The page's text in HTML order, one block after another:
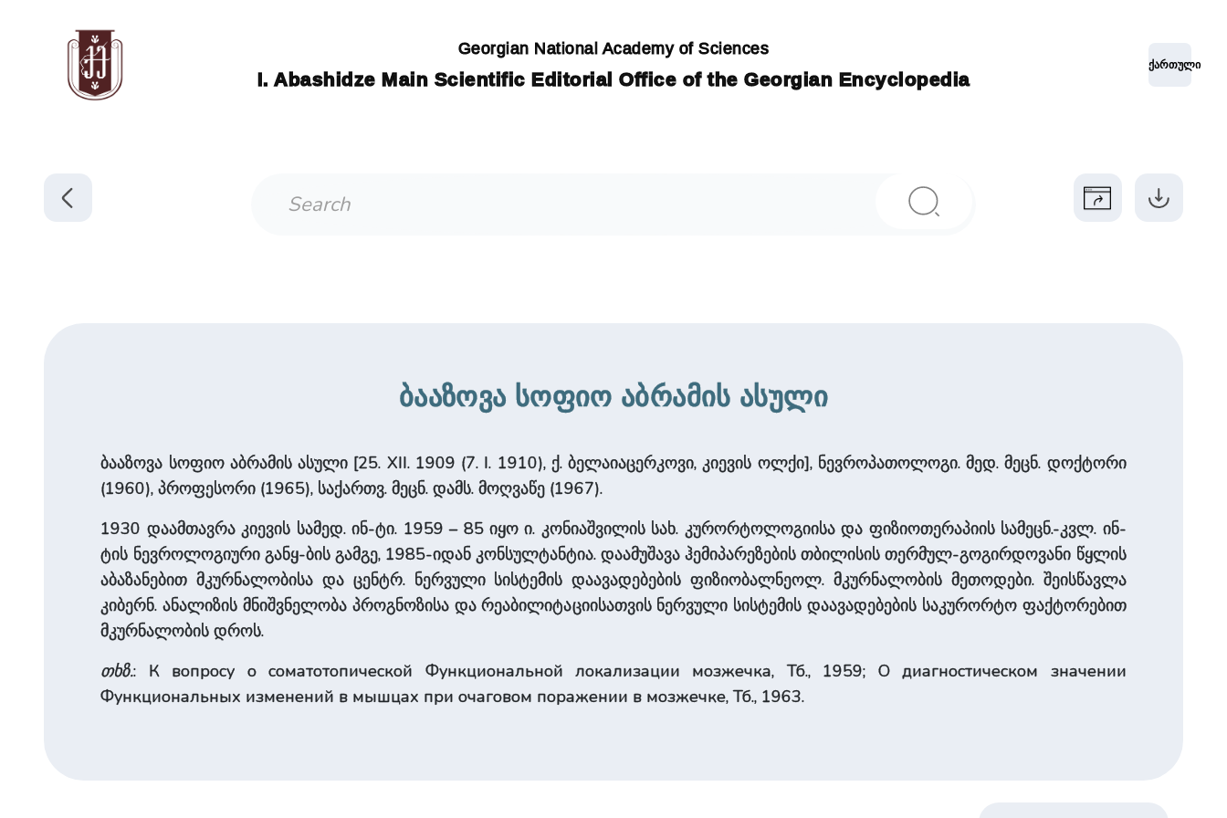
Georgian National Academy of Sciences
I. Abashidze Main Scientific Editorial Office of the Georgian Encyclopedia
ქართული
ბააზოვა სოფიო აბრამის ასული
ბააზოვა სოფიო აბრამის ასული [25. XII. 1909 (7. I. 1910), ქ. ბელაიაცერკოვი, კიევის ოლქი], ნევროპათოლოგი. მედ. მეცნ. დოქტორი
(1960), პროფესორი (1965), საქართვ. მეცნ. დამს. მოღვაწე (1967).
1930 დაამთავრა კიევის სამედ. ინ-ტი. 1959 – 85 იყო ი. კონიაშვილის სახ. კურორტოლოგიისა და ფიზიოთერაპიის სამეცნ.-კვლ. ინ-
ტის ნევროლოგიური განყ-ბის გამგე, 1985-იდან კონსულტანტია. დაამუშავა ჰემიპარეზების თბილისის თერმულ-გოგირდოვანი წყლის
აბაზანებით მკურნალობისა და ცენტრ. ნერვული სისტემის დაავადებების ფიზიობალნეოლ. მკურნალობის მეთოდები. შეისწავლა
კიბერნ. ანალიზის მნიშვნელობა პროგნოზისა და რეაბილიტაციისათვის ნერვული სისტემის დაავადებების საკურორტო ფაქტორებით
მკურნალობის დროს.
თხზ.: К вопросу о соматотопической Функциональной локализации мозжечка, Тб., 1959; О диагностическом значении
Функциональных изменений в мышцах при очаговом поражении в мозжечке, Тб., 1963.